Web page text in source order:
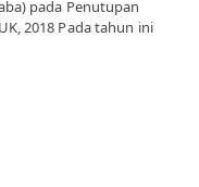
pada Penutupan
2018 Pada tahun ini